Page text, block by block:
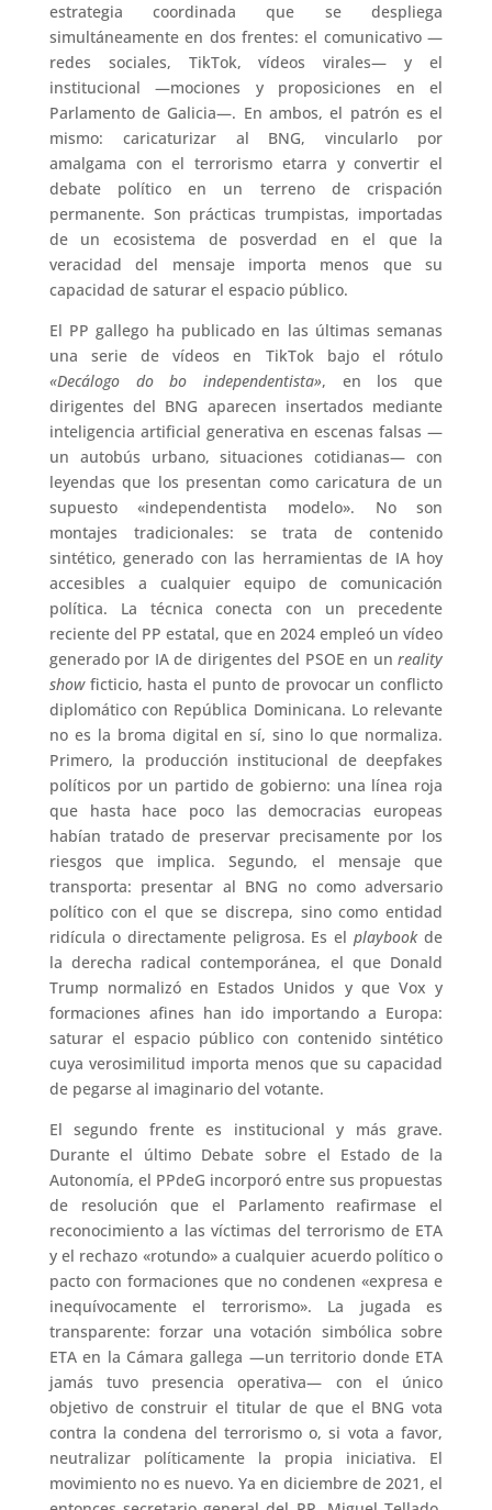
estrategia coordinada que se despliega
simultáneamente en dos frentes: el comunicativo —
redes sociales, TikTok, vídeos virales— y el
institucional —mociones y proposiciones en el
Parlamento de Galicia—. En ambos, el patrón es el
mismo: caricaturizar al BNG, vincularlo por
amalgama con el terrorismo etarra y convertir el
debate político en un terreno de crispación
permanente. Son prácticas trumpistas, importadas
de un ecosistema de posverdad en el que la
veracidad del mensaje importa menos que su
capacidad de saturar el espacio público.
El PP gallego ha publicado en las últimas semanas
una serie de vídeos en TikTok bajo el rótulo
«Decálogo do bo independentista», en los que
dirigentes del BNG aparecen insertados mediante
inteligencia artificial generativa en escenas falsas —
un autobús urbano, situaciones cotidianas— con
leyendas que los presentan como caricatura de un
supuesto «independentista modelo». No son
montajes tradicionales: se trata de contenido
sintético, generado con las herramientas de IA hoy
accesibles a cualquier equipo de comunicación
política. La técnica conecta con un precedente
reciente del PP estatal, que en 2024 empleó un vídeo
generado por IA de dirigentes del PSOE en unreality
showficticio, hasta el punto de provocar un conflicto
diplomático con República Dominicana. Lo relevante
no es la broma digital en sí, sino lo que normaliza.
Primero, la producción institucional de deepfakes
políticos por un partido de gobierno: una línea roja
que hasta hace poco las democracias europeas
habían tratado de preservar precisamente por los
riesgos que implica. Segundo, el mensaje que
transporta: presentar al BNG no como adversario
político con el que se discrepa, sino como entidad
ridícula o directamente peligrosa. Es elplaybookde
la derecha radical contemporánea, el que Donald
Trump normalizó en Estados Unidos y que Vox y
formaciones afines han ido importando a Europa:
saturar el espacio público con contenido sintético
cuya verosimilitud importa menos que su capacidad
de pegarse al imaginario del votante.
El segundo frente es institucional y más grave.
Durante el último Debate sobre el Estado de la
Autonomía, el PPdeG incorporó entre sus propuestas
de resolución que el Parlamento reafirmase el
reconocimiento a las víctimas del terrorismo de ETA
y el rechazo «rotundo» a cualquier acuerdo político o
pacto con formaciones que no condenen «expresa e
inequívocamente el terrorismo». La jugada es
transparente: forzar una votación simbólica sobre
ETA en la Cámara gallega —un territorio donde ETA
jamás tuvo presencia operativa— con el único
objetivo de construir el titular de que el BNG vota
contra la condena del terrorismo o, si vota a favor,
neutralizar políticamente la propia iniciativa. El
movimiento no es nuevo. Ya en diciembre de 2021, el